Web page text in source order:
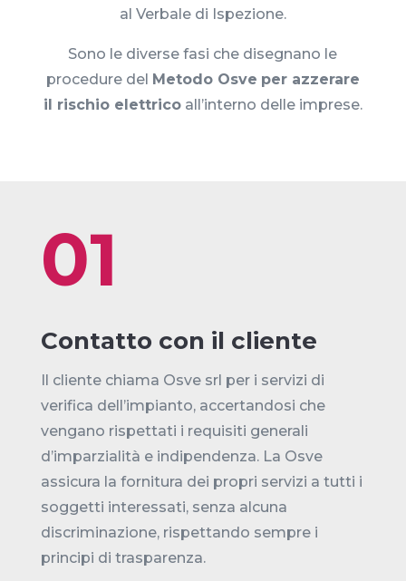
al Verbale di Ispezione.
Sono le diverse fasi che disegnano le
procedure del Metodo Osve per azzerare
il rischio elettricoall’interno delle imprese.
01
Contatto con il cliente
Il cliente chiama Osve srl per i servizi di
verifica dell’impianto, accertandosi che
vengano rispettati i requisiti generali
d’imparzialità e indipendenza. La Osve
assicura la fornitura dei propri servizi a tutti i
soggetti interessati, senza alcuna
discriminazione, rispettando sempre i
principi di trasparenza.